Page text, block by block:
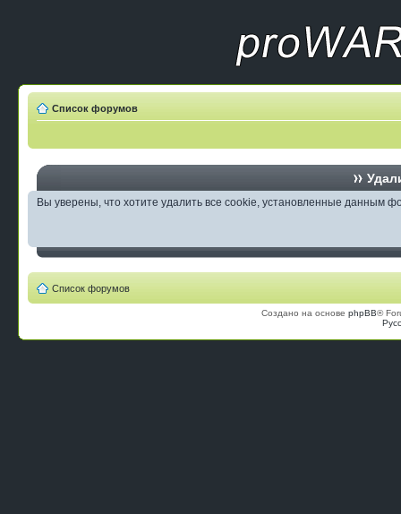
Список форумов
Вы уверены, что хотите удалить все cookie, установленные данным
Список форумов
Создано на основе phpBB®